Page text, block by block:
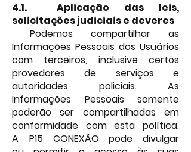
4.1. Aplicação das leis,
solicitações judiciais e deveres
Podemos compartilhar as
Informações Pessoais dos Usuários
com terceiros, inclusive certos
provedores de serviços e
autoridades policiais. As
Informações Pessoais somente
poderão ser compartilhadas em
conformidade com esta política.
A
P15 CONEXÃO pode divulgar